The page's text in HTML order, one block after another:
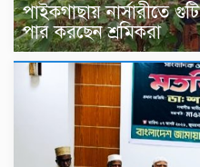
পাইকগাছায় নার্সারীতে
পার করছেন শ্রমিকরা